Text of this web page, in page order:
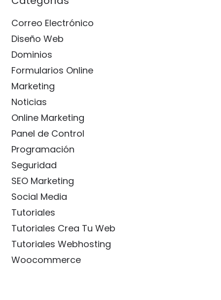
Correo Electrónico
Diseño Web
Dominios
Formularios Online
Marketing
Noticias
Online Marketing
Panel de Control
Programación
Seguridad
SEO Marketing
Social Media
Tutoriales
Tutoriales Crea Tu Web
Tutoriales Webhosting
Woocommerce